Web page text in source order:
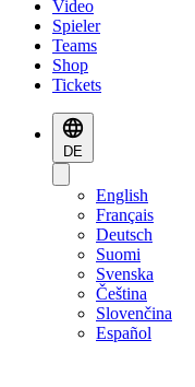
Video
Spieler
Teams
Shop
Tickets
DE
English
Français
Deutsch
Suomi
Svenska
Čeština
Slovenčina
Español